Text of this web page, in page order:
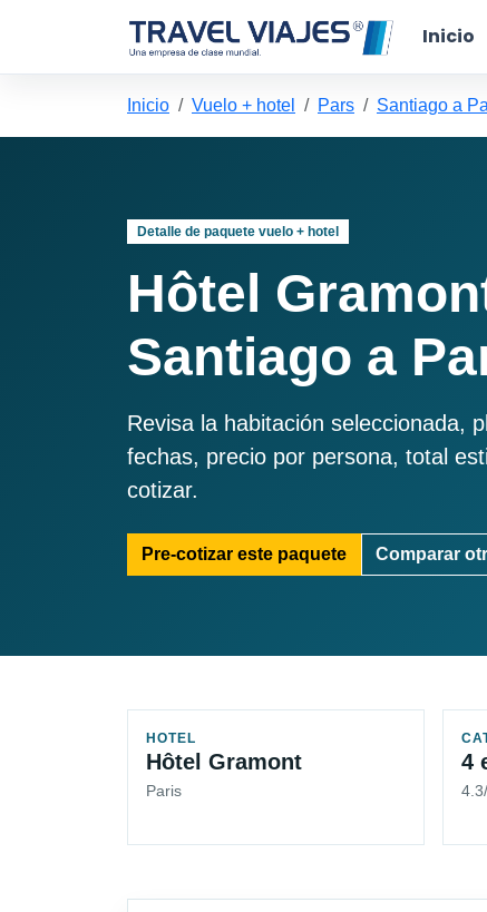
Inicio
Inicio Vuelo + hotel Pars Santiago a
Detalle de paquete vuelo + hotel
Hôtel
Santiago a
Revisa la habitación seleccionada,
fechas, precio por persona, total
cotizar.
Pre-cotizar este paquete Comparar
HOTEL
Hôtel Gramont
Paris
4